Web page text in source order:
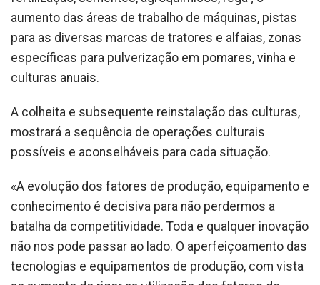
aumento das áreas de trabalho de máquinas, pistas
para as diversas marcas de tratores e alfaias, zonas
específicas para pulverização em pomares, vinha e
culturas anuais.
A colheita e subsequente reinstalação das culturas,
mostrará a sequência de operações culturais
possíveis e aconselháveis para cada situação.
«A evolução dos fatores de produção, equipamento e
conhecimento é decisiva para não perdermos a
batalha da competitividade. Toda e qualquer inovação
não nos pode passar ao lado. O aperfeiçoamento das
tecnologias e equipamentos de produção, com vista